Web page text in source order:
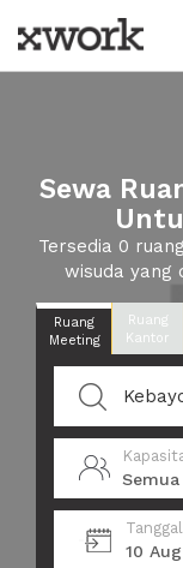
Sewa
Tersedia 0
wisuda yang
Ruang
Meeting
Ruang
Kantor
Tanggal
10